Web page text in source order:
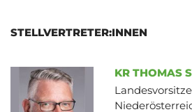
STELLVERTRETER:INNEN
KR THOMAS